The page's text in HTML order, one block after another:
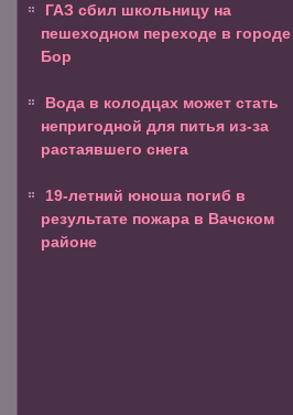
ГАЗ сбил школьницу на
пешеходном переходе в городе
Бор
Вода в колодцах может стать
непригодной для питья из-за
растаявшего снега
19-летний юноша погиб в
результате пожара в Вачском
районе